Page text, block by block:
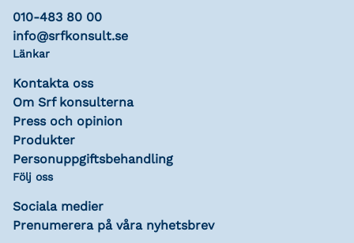
010-483 80 00
info@srfkonsult.se
Länkar
Kontakta oss
Om Srf konsulterna
Press och opinion
Produkter
Personuppgiftsbehandling
Följ oss
Sociala medier
Prenumerera på våra nyhetsbrev